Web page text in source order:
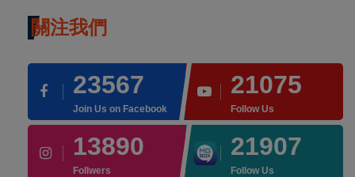
關注我們
23567
Join Us on Facebook
21075
Follow Us
13890
Follwers
21907
Follow Us